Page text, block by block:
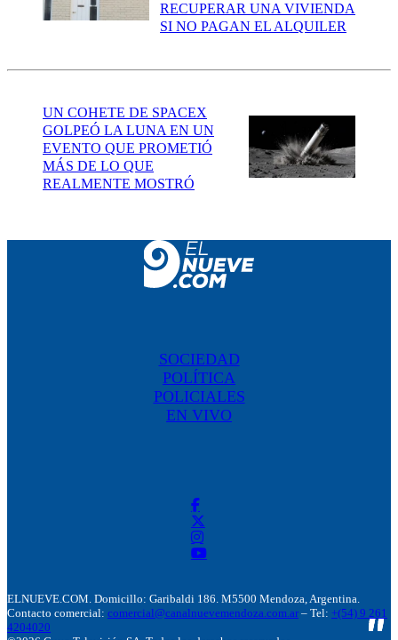
RECUPERAR UNA VIVIENDA
SI NO PAGAN EL ALQUILER
UN COHETE DE SPACEX
GOLPEÓ LA LUNA EN UN
EVENTO QUE PROMETIÓ
MÁS DE LO QUE
REALMENTE MOSTRÓ
SOCIEDAD
POLÍTICA
POLICIALES
EN VIVO
ELNUEVE.COM. Domicillo: Garibaldi 186. M5500 Mendoza, Argentina.
Contacto comercial: comercial@canalnuevemendoza.com.ar – Tel: +(54) 9 261
4204020